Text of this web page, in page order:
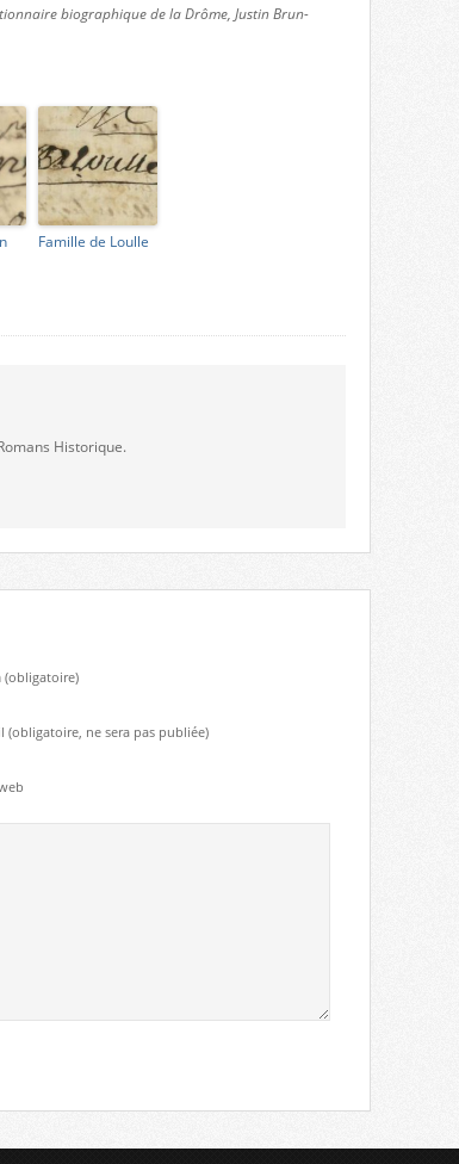
biographique de la Drôme, Justin Brun-
Famille de Loulle
Historique.
(obligatoire)
(obligatoire, ne sera pas publiée)